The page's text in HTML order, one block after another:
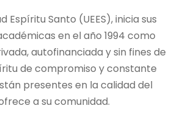
Espíritu Santo (UEES), inicia sus
en el año 1994 como
autofinanciada y sin fines de
de compromiso y constante
presentes en la calidad del
a su comunidad.